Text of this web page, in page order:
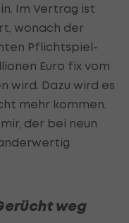
Im Vertrag ist
wonach der
Pflichtspiel-
Euro fix vom
wird. Dazu wird es
mehr kommen.
der bei neun
weg